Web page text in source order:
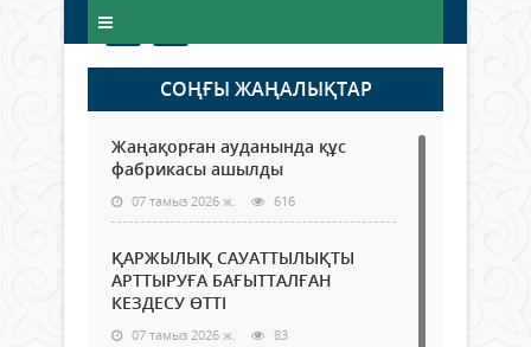
СОҢҒЫ ЖАҢАЛЫҚТАР
Жаңақорған ауданында құс
фабрикасы ашылды
07 тамыз 2026 ж. 616
ҚАРЖЫЛЫҚ САУАТТЫЛЫҚТЫ
АРТТЫРУҒА БАҒЫТТАЛҒАН
КЕЗДЕСУ ӨТТІ
07 тамыз 2026 ж. 83